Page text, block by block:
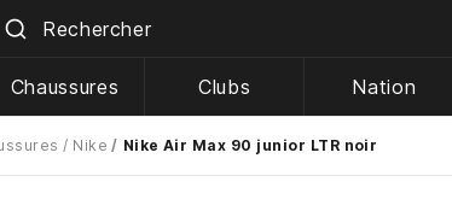
Chaussures Clubs Nation
Nike Nike Air Max 90 junior LTR noir